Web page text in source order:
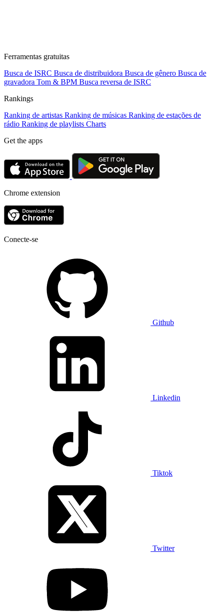
Ferramentas gratuitas
Busca de ISRC Busca de distribuidora Busca de gênero Busca de
gravadora Tom & BPM Busca reversa de ISRC
Rankings
Ranking de artistas Ranking de músicas Ranking de estações de
rádio Ranking de playlists Charts
Get the apps
Chrome extension
Conecte-se
Github
Linkedin
Tiktok
Twitter